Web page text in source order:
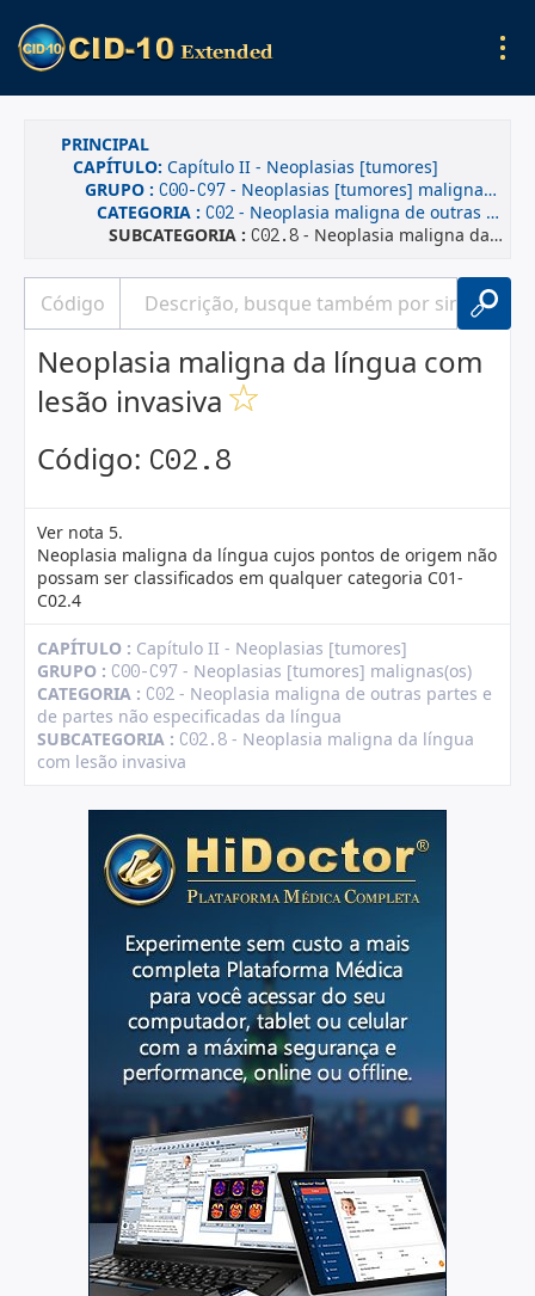
PRINCIPAL
CAPÍTULO: Capítulo II - Neoplasias [tumores]
GRUPO : C00-C97 - Neoplasias [tumores] malignas(os)
CATEGORIA : C02 - Neoplasia maligna de outras partes e de partes não especificadas da língua
SUBCATEGORIA : C02.8 - Neoplasia maligna da língua com lesão invasiva
Neoplasia maligna da língua com
lesão invasiva
Código: C02.8
Ver nota 5.
Neoplasia maligna da língua cujos pontos de origem não
possam ser classificados em qualquer categoria C01-
C02.4
CAPÍTULO : Capítulo II - Neoplasias [tumores]
GRUPO : C00-C97 - Neoplasias [tumores] malignas(os)
CATEGORIA : C02 - Neoplasia maligna de outras partes e
de partes não especificadas da língua
SUBCATEGORIA : C02.8 - Neoplasia maligna da língua
com lesão invasiva